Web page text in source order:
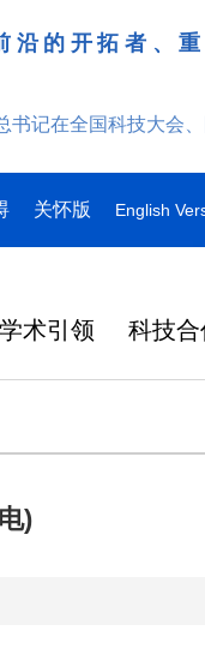
的开拓者、
记在全国科技大会、
关怀版 English
学术引领 科技合
)